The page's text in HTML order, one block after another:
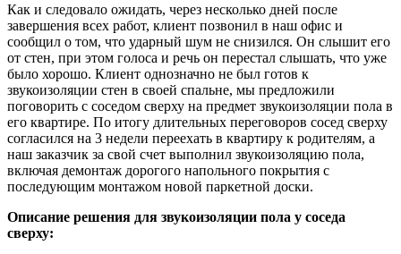
Как и следовало ожидать, через несколько дней после
завершения всех работ, клиент позвонил в наш офис и
сообщил о том, что ударный шум не снизился. Он слышит его
от стен, при этом голоса и речь он перестал слышать, что уже
было хорошо. Клиент однозначно не был готов к
звукоизоляции стен в своей спальне, мы предложили
поговорить с соседом сверху на предмет звукоизоляции пола в
его квартире. По итогу длительных переговоров сосед сверху
согласился на 3 недели переехать в квартиру к родителям, а
наш заказчик за свой счет выполнил звукоизоляцию пола,
включая демонтаж дорогого напольного покрытия с
последующим монтажом новой паркетной доски.
Описание решения для звукоизоляции пола у соседа
сверху: